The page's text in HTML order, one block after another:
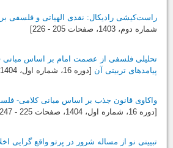
راست‌کیشی رادیکال: نقدی الهیاتی و فلسفی بر
شماره دوم، 1403، صفحات 205 - 226]
تحلیلی فلسفی از عصمت امام بر اساس مبانی
پیامدهای تربیتی آن [دوره 16، شماره اول، 1404
واکاوی قانون جذب بر اساس مبانی کلامی-
[دوره 16، شماره اول،
1404، صفحات 225 - 247]
تبیینی نو از مساله شرور در پرتو واقع گرایی